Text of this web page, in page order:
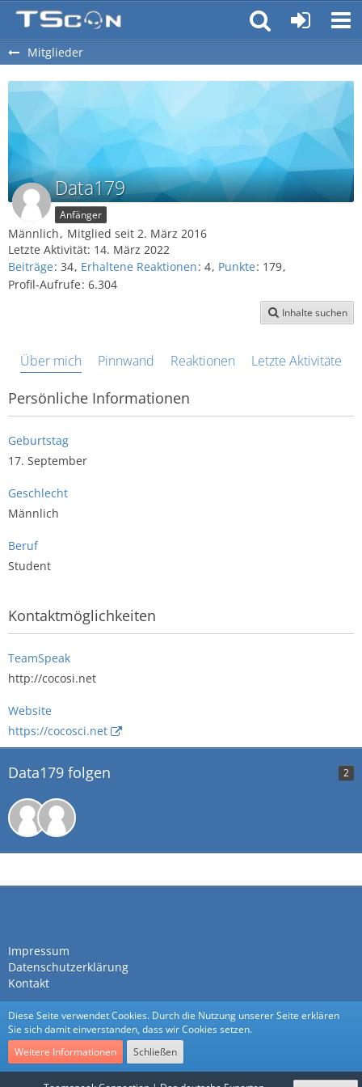
Mitglieder
Data179
Anfänger
Männlich
Mitglied seit 2. März 2016
Letzte Aktivität: 14. März 2022
Beiträge 34 Erhaltene Reaktionen 4 Punkte 179
Profil-Aufrufe 6.304
Inhalte suchen
Über mich Pinnwand Reaktionen Letzte Aktivitäten
Persönliche Informationen
Geburtstag
17. September
Geschlecht
Männlich
Beruf
Student
Kontaktmöglichkeiten
TeamSpeak
http://cocosi.net
Website
https://cocosci.net
Data179 folgen 2
Impressum
Datenschutzerklärung
Kontakt
Community-Software:WoltLab Suite™
Diese Seite verwendet Cookies. Durch die Nutzung unserer Seite erklären
Sie sich damit einverstanden, dass wir Cookies setzen.
Weitere Informationen
Schließen